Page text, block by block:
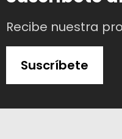
Recibe nuestra
Suscríbete